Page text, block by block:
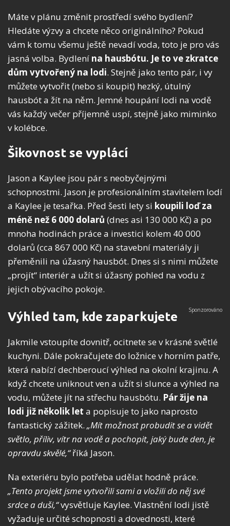
Máte v plánu změnit prostředí svého bydlení?
Hledáte výzvy a chcete něco originálního? Pokud
vám k tomu všemu ještě nevadí voda, toto je pro vás
jasná volba. Bydlení na hausbótu. Je to ve zkratce
dům vytvořený na lodi. Stejně jako tento pár, i vy
můžete vytvořit (nebo si koupit) hezký, útulný
hausbót a žít na něm. Jemné houpání lodi na vodě
vás každý večer příjemně uspí, stejně jako miminko
v kolébce.
Šikovnost se vyplácí
Jason a Kaylee jsou pár s neobyčejnými
schopnostmi. Jason je profesionálním stavitelem lodí
a Kaylee je tesařka. Před šesti lety si koupili loď za
méně než 6 000 dolarů (dnes asi 130 000 Kč) a po
mnoha hodinách práce a investici kolem 40 000
dolarů (cca 867 000 Kč) na stavební materiály ji
přeměnili na úžasný hausbót. Dnes si s nimi můžete
„projít“ interiér a užít si úžasný pohled na vodu z
jejich obývacího pokoje.
Výhled tam, kde zaparkujete
Jakmile vstoupíte dovnitř, ocitnete se v krásné světlé
kuchyni. Dále pokračujete do ložnice v horním patře,
která nabízí dechberoucí výhled na okolní krajinu. A
když chcete uniknout ven a užít si slunce a výhled na
vodu, můžete jít na střechu hausbótu. Pár žije na
lodi již několik let a popisuje to jako naprosto
fantastický zážitek. „Mít možnost probudit se a vidět
světlo, příliv, vítr na vodě a pochopit, jaký bude den, je
opravdu skvělé,“říká Jason.
Na exteriéru bylo potřeba udělat hodně práce.
„Tento projekt jsme vytvořili sami a vložili do něj své
srdce a duši,“vysvětluje Kaylee. Vlastnění lodi jistě
vyžaduje určité schopnosti a dovednosti, které